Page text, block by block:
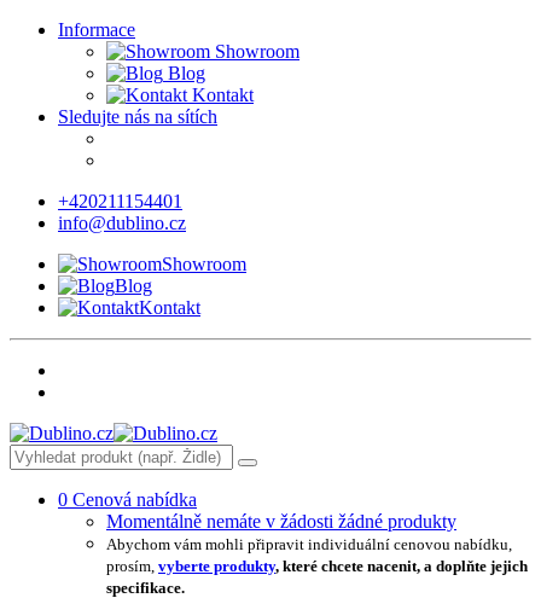
Informace
Showroom
Blog
Kontakt
Sledujte nás na sítích
+420211154401
info@dublino.cz
Showroom
Blog
Kontakt
0 Cenová nabídka
Momentálně nemáte v žádosti žádné produkty
Abychom vám mohli připravit individuální cenovou nabídku,
prosím, vyberte produkty, které chcete nacenit, a doplňte jejich
specifikace.